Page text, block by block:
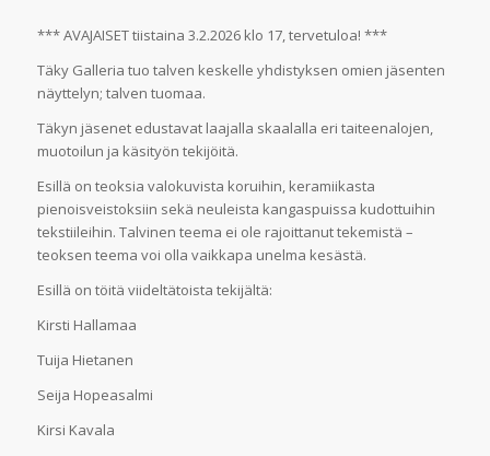
*** AVAJAISET tiistaina 3.2.2026 klo 17, tervetuloa! ***
Täky Galleria tuo talven keskelle yhdistyksen omien jäsenten
näyttelyn; talven tuomaa.
Täkyn jäsenet edustavat laajalla skaalalla eri taiteenalojen,
muotoilun ja käsityön tekijöitä.
Esillä on teoksia valokuvista koruihin, keramiikasta
pienoisveistoksiin sekä neuleista kangaspuissa kudottuihin
tekstiileihin. Talvinen teema ei ole rajoittanut tekemistä –
teoksen teema voi olla vaikkapa unelma kesästä.
Esillä on töitä viideltätoista tekijältä:
Kirsti Hallamaa
Tuija Hietanen
Seija Hopeasalmi
Kirsi Kavala